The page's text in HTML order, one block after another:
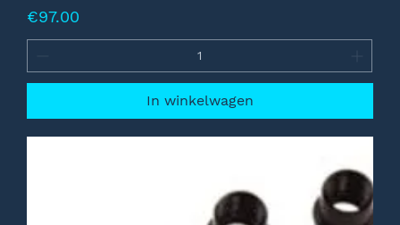
Prijs
€97.00
In winkelwagen